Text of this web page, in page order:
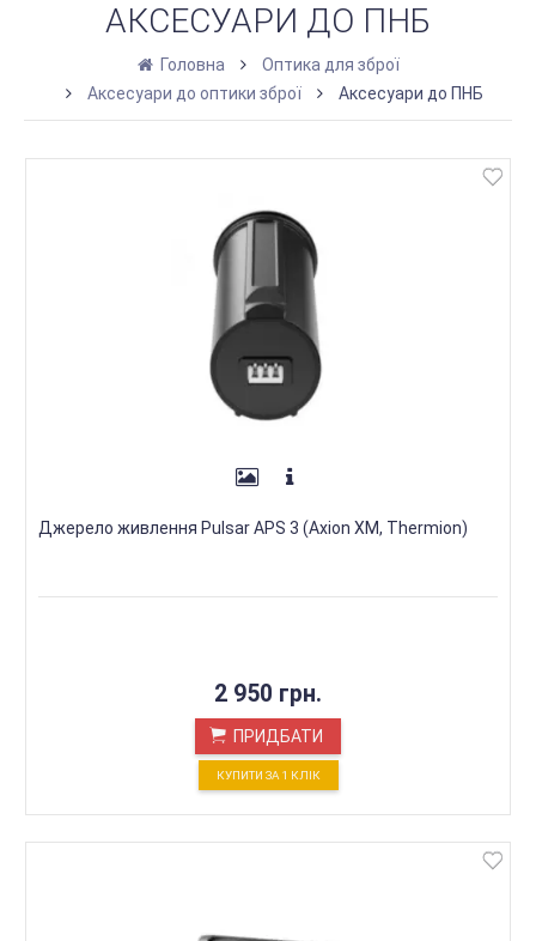
АКСЕСУАРИ ДО ПНБ
Головна
Оптика для зброї
Аксесуари до оптики зброї
Аксесуари до ПНБ
Джерело живлення Pulsar APS 3 (Axion XM, Thermion)
2 950 грн.
ПРИДБАТИ
КУПИТИ ЗА 1 КЛIК